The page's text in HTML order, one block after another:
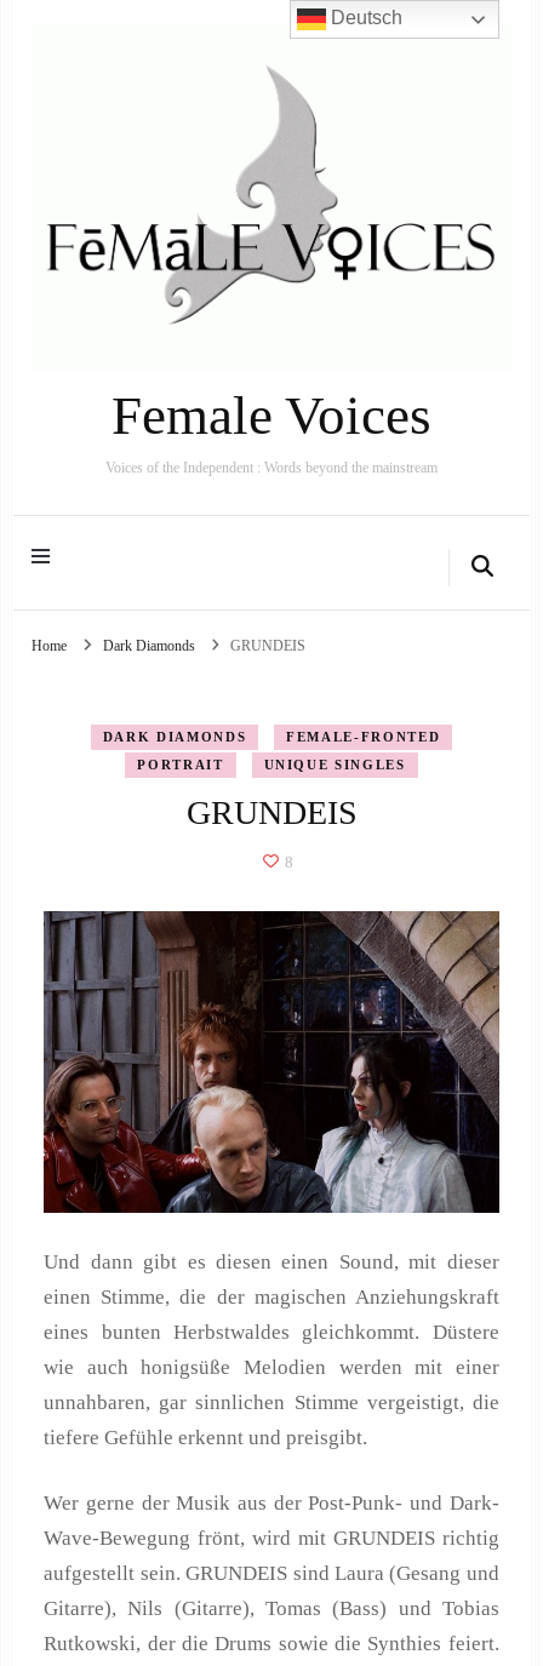
Female Voices
Voices of the Independent : Words beyond the mainstream
Home Dark Diamonds GRUNDEIS
DARK DIAMONDS
FEMALE-FRONTED
PORTRAIT
UNIQUE SINGLES
GRUNDEIS
8
Und dann gibt es diesen einen Sound, mit dieser
einen Stimme, die der magischen Anziehungskraft
eines bunten Herbstwaldes gleichkommt. Düstere
wie auch honigsüße Melodien werden mit einer
unnahbaren, gar sinnlichen Stimme vergeistigt, die
tiefere Gefühle erkennt und preisgibt.
Wer gerne der Musik aus der Post-Punk- und Dark-
Wave-Bewegung frönt, wird mit GRUNDEIS richtig
aufgestellt sein. GRUNDEIS sind Laura (Gesang und
Gitarre), Nils (Gitarre), Tomas (Bass) und Tobias
Rutkowski, der die Drums sowie die Synthies feiert.
Deutsch